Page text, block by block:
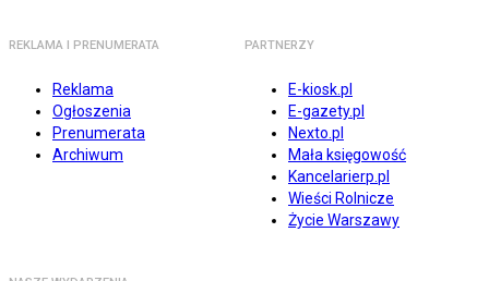
REKLAMA I PRENUMERATA
Reklama
Ogłoszenia
Prenumerata
Archiwum
PARTNERZY
E-kiosk.pl
E-gazety.pl
Nexto.pl
Mała księgowość
Kancelarierp.pl
Wieści Rolnicze
Życie Warszawy